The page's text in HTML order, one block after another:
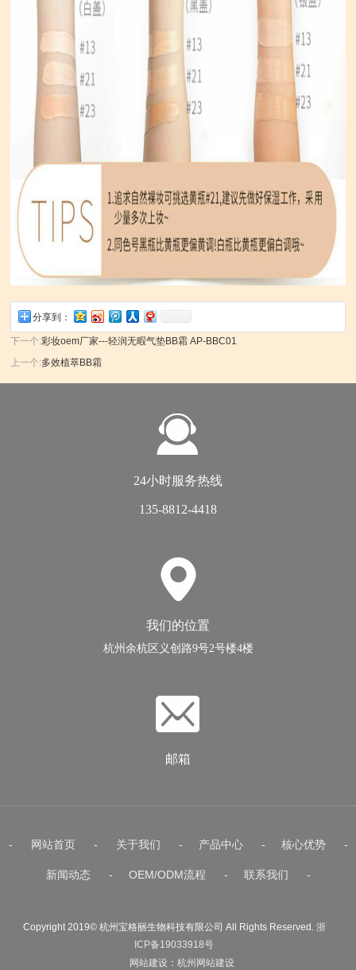
分享到：
下一个:彩妆oem厂家---轻润无暇气垫BB霜 AP-BBC01
上一个:多效植萃BB霜
24小时服务热线
135-8812-4418
我们的位置
杭州余杭区义创路9号2号楼4楼
邮箱
- 网站首页 - 关于我们 - 产品中心 - 核心优势 -
新闻动态 - OEM/ODM流程 - 联系我们 -
Copyright 2019© 杭州宝格丽生物科技有限公司 All Rights Reserved. 浙
ICP备19033918号
网站建设 ： 杭州网站建设